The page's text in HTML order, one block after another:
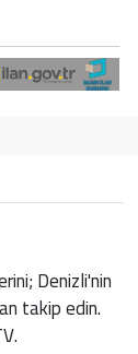
Denizli'nin
takip edin.